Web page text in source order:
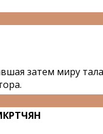
затем миру